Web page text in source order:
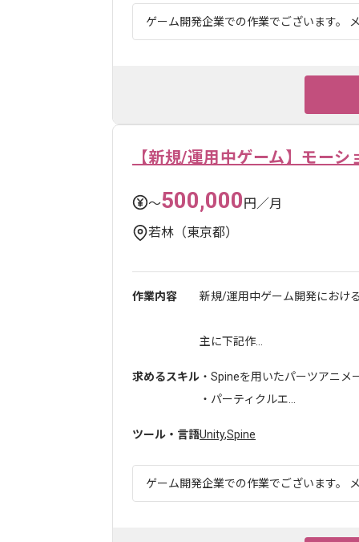
ゲーム開発企業での作業でございます。
【新規/運用中ゲーム】モー
〜500,000円／月
若林（東京都）
作業内容 新規/運用中ゲーム開発におけ
主に下記作...
求めるスキル ・Spineを用いたパーツアニ
・パーティクルエ...
ツール・言語Unity,Spine
ゲーム開発企業での作業でございます。